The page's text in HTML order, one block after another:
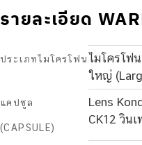
รายละเอียด
ประเภทไมโครโฟน ไมโครโฟ
ใหญ่
แคปซูล
(CAPSULE)
Lens
CK12 วิน